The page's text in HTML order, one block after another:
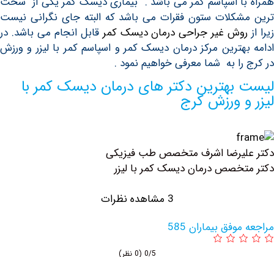
ستون فقرات می باشد که البته جای نگرانی نیست
غیر جراحی درمان دیسک کمرقابل انجام می باشد. در
مرکز درمان دیسک کمر و اسپاسم کمر با لیزر و ورزش
به شما معرفی خواهیم نمود .
دکتر های درمان دیسک کمر با
ورزش کرج
اشرف متخصص طب فیزیکی
درمان دیسک کمر با لیزر
بیماران 585